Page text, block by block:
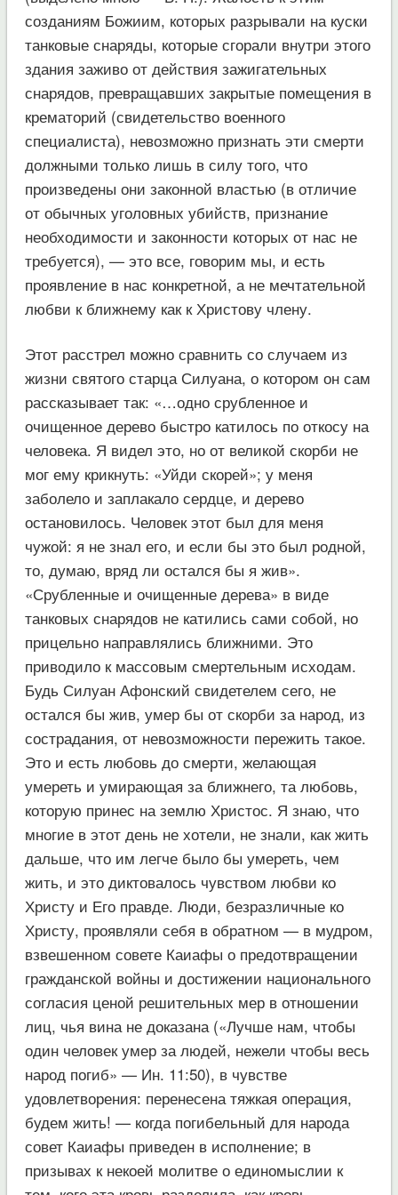
созданиям Божиим, которых разрывали на куски
танковые снаряды, которые сгорали внутри этого
здания заживо от действия зажигательных
снарядов, превращавших закрытые помещения в
крематорий (свидетельство военного
специалиста), невозможно признать эти смерти
должными только лишь в силу того, что
произведены они законной властью (в отличие
от обычных уголовных убийств, признание
необходимости и законности которых от нас не
требуется), — это все, говорим мы, и есть
проявление в нас конкретной, а не мечтательной
любви к ближнему как к Христову члену.
Этот расстрел можно сравнить со случаем из
жизни святого старца Силуана, о котором он сам
рассказывает так: «…одно срубленное и
очищенное дерево быстро катилось по откосу на
человека. Я видел это, но от великой скорби не
мог ему крикнуть: «Уйди скорей»; у меня
заболело и заплакало сердце, и дерево
остановилось. Человек этот был для меня
чужой: я не знал его, и если бы это был родной,
то, думаю, вряд ли остался бы я жив».
«Срубленные и очищенные дерева» в виде
танковых снарядов не катились сами собой, но
прицельно направлялись ближними. Это
приводило к массовым смертельным исходам.
Будь Силуан Афонский свидетелем сего, не
остался бы жив, умер бы от скорби за народ, из
сострадания, от невозможности пережить такое.
Это и есть любовь до смерти, желающая
умереть и умирающая за ближнего, та любовь,
которую принес на землю Христос. Я знаю, что
многие в этот день не хотели, не знали, как жить
дальше, что им легче было бы умереть, чем
жить, и это диктовалось чувством любви ко
Христу и Его правде. Люди, безразличные ко
Христу, проявляли себя в обратном — в мудром,
взвешенном совете Каиафы о предотвращении
гражданской войны и достижении национального
согласия ценой решительных мер в отношении
лиц, чья вина не доказана («Лучше нам, чтобы
один человек умер за людей, нежели чтобы весь
народ погиб» — Ин. 11:50), в чувстве
удовлетворения: перенесена тяжкая операция,
будем жить! — когда погибельный для народа
совет Каиафы приведен в исполнение; в
призывах к некоей молитве о единомыслии к